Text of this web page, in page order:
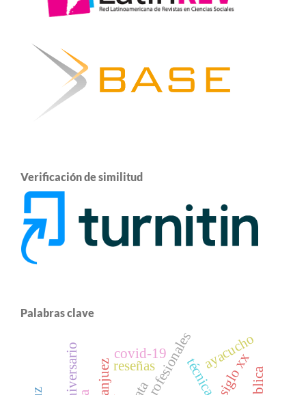
Verificación de similitud
Palabras clave
reseñas ayacucho
covid-19 siglo xx